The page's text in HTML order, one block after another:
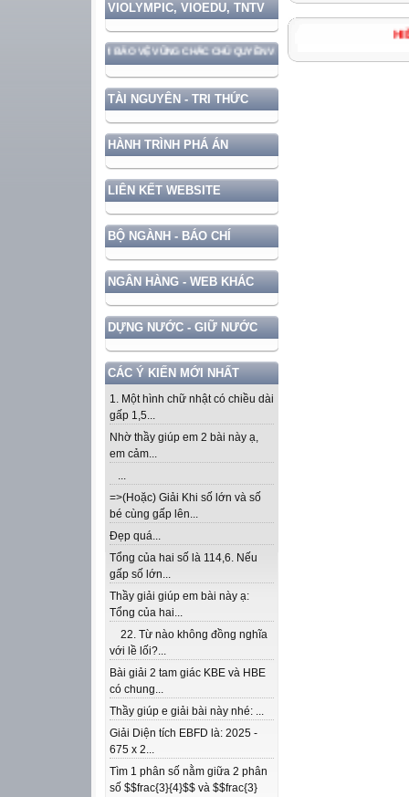
VIOLYMPIC, VIOEDU, TNTV
NƯỚC GẮN VỚI BẢO VỆ VỮNG CHẮC CHỦ QUYỀN VÀ ĐỘC LẬP DÂN TỘC!
TÀI NGUYÊN - TRI THỨC
HÀNH TRÌNH PHÁ ÁN
LIÊN KẾT WEBSITE
BỘ NGÀNH - BÁO CHÍ
NGÂN HÀNG - WEB KHÁC
DỰNG NƯỚC - GIỮ NƯỚC
CÁC Ý KIẾN MỚI NHẤT
1. Một hình chữ nhật có chiều dài
gấp 1,5...
Nhờ thầy giúp em 2 bài này ạ,
em cảm...
...
=>(Hoặc) Giải Khi số lớn và số
bé cùng gấp lên...
Đẹp quá...
Tổng của hai số là 114,6. Nếu
gấp số lớn...
Thầy giải giúp em bài này ạ:
Tổng của hai...
22. Từ nào không đồng nghĩa
với lề lối?...
Bài giải 2 tam giác KBE và HBE
có chung...
Thầy giúp e giải bài này nhé: ...
Giải Diện tích EBFD là: 2025 -
675 x 2...
Tìm 1 phân số nằm giữa 2 phân
số $$frac{3}{4}$$ và $$frac{3}